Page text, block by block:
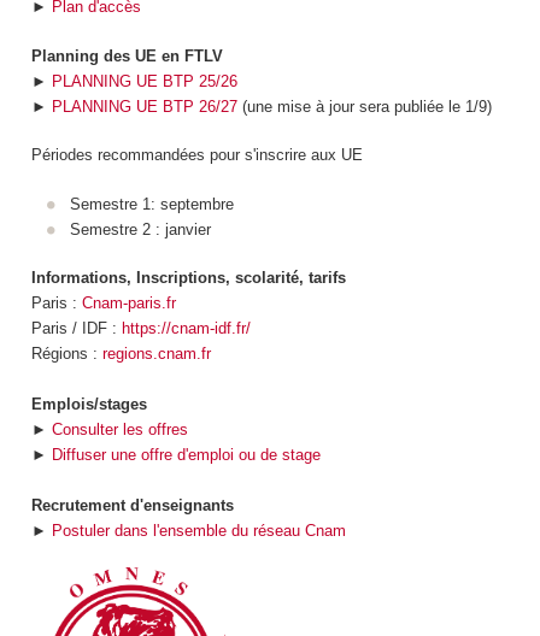
► Plan d'accès
Planning des UE en FTLV
► PLANNING UE BTP 25/26
► PLANNING UE BTP 26/27(une mise à jour sera publiée le 1/9)
Périodes recommandées pour s'inscrire aux UE
Semestre 1: septembre
Semestre 2 : janvier
Informations, Inscriptions, scolarité, tarifs
Paris : Cnam-paris.fr
Paris / IDF : https://cnam-idf.fr/
Régions : regions.cnam.fr
Emplois/stages
► Consulter les offres
► Diffuser une offre d'emploi ou de stage
Recrutement d'enseignants
► Postuler dans l'ensemble du réseau Cnam